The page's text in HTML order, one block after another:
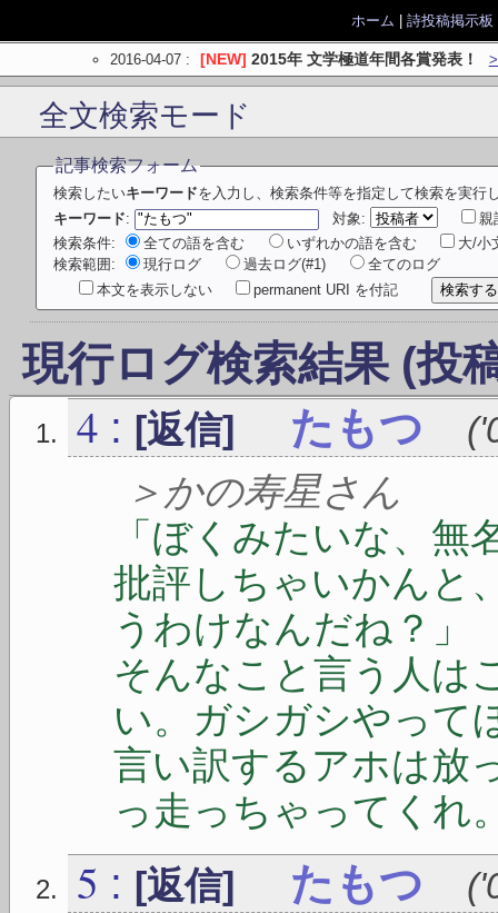
ホーム 詩投稿掲示板
2016-04-07: [NEW] 2015年 文学極道年間各賞発表！
全文検索モード
記事検索フォーム
検索したいキーワードを入力し、検索条件等を指定して検索を実行
キーワード: 対象:
親
検索条件:
全ての語を含む いずれかの語を含む
大/小
検索範囲:
現行ログ 過去ログ(#1)
全てのログ
本文を表示しない
permanent URI を付記
現行ログ検索結果 (投
4 : [返信] たもつ (
＞かの寿星さん
「ぼくみたいな、
批評しちゃいかんと
うわけなんだね？」
そんなこと言う人は
い。ガシガシやって
言い訳するアホは放
っ走っちゃってくれ
5 : [返信] たもつ (